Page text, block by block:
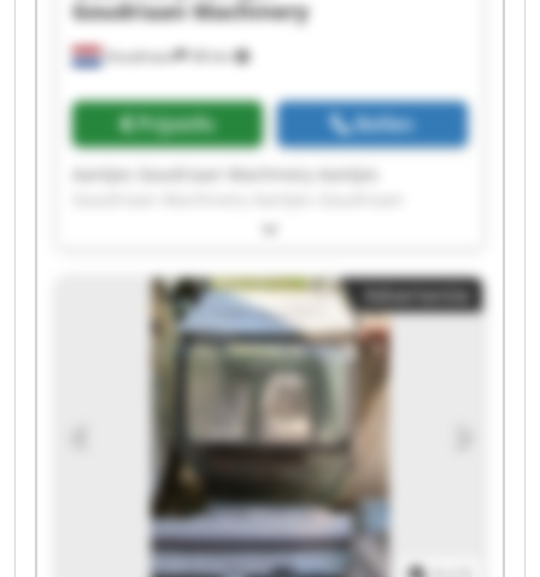
Goudriaan 38 km
Goudriaan Machinery
Prijsinfo Bellen
Aantjes Goudriaan Machinery Aantjes
Machinery Aantjes Goudriaan Machinery
Goudriaan Machinery Aantjes Goudriaan
Machinery Aantjes Goudriaan Machinery
Aantjes Goudriaan Machinery Aantjes
Goudriaan Machinery Aantjes Goudriaan
Machinery Aantjes Goudriaan Machinery
Aantjes Goudriaan Machinery Aantjes
Goudriaan Machinery Aantjes Goudriaan
Machinery Aantjes Goudriaan Machinery
Aantjes Goudriaan Machinery Aantjes
Goudriaan Machinery Aantjes Goudriaan
Machinery Aantjes Goudriaan Machinery
Advertentie